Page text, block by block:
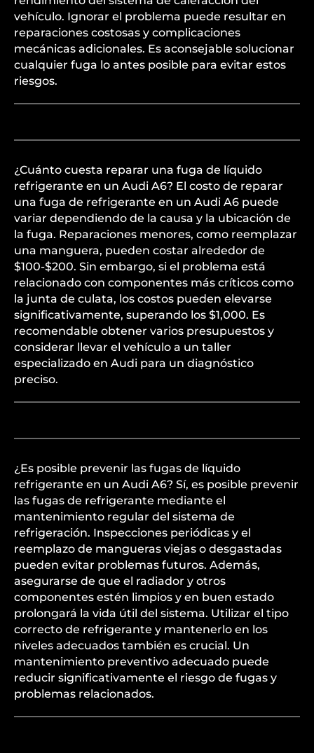
vehículo. Ignorar el problema puede resultar en
reparaciones costosas y complicaciones
mecánicas adicionales. Es aconsejable solucionar
cualquier fuga lo antes posible para evitar estos
riesgos.
¿Cuánto cuesta reparar una fuga de líquido
refrigerante en un Audi A6? El costo de reparar
una fuga de refrigerante en un Audi A6 puede
variar dependiendo de la causa y la ubicación de
la fuga. Reparaciones menores, como reemplazar
una manguera, pueden costar alrededor de
$100-$200. Sin embargo, si el problema está
relacionado con componentes más críticos como
la junta de culata, los costos pueden elevarse
significativamente, superando los $1,000. Es
recomendable obtener varios presupuestos y
considerar llevar el vehículo a un taller
especializado en Audi para un diagnóstico
preciso.
¿Es posible prevenir las fugas de líquido
refrigerante en un Audi A6? Sí, es posible prevenir
las fugas de refrigerante mediante el
mantenimiento regular del sistema de
refrigeración. Inspecciones periódicas y el
reemplazo de mangueras viejas o desgastadas
pueden evitar problemas futuros. Además,
asegurarse de que el radiador y otros
componentes estén limpios y en buen estado
prolongará la vida útil del sistema. Utilizar el tipo
correcto de refrigerante y mantenerlo en los
niveles adecuados también es crucial. Un
mantenimiento preventivo adecuado puede
reducir significativamente el riesgo de fugas y
problemas relacionados.